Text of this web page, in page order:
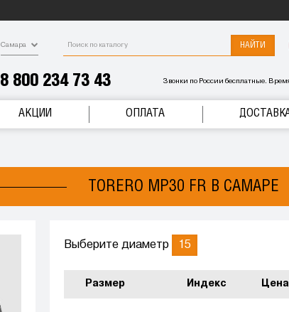
Самара НАЙТИ
8 800 234 73 43 Звонки по России бесплатные.
АКЦИИ ОПЛАТА
TORERO MP30 FR В САМАРЕ
Выберите диаметр 15
Размер Индекс Цена